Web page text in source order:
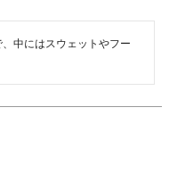
中にはスウェットやフー